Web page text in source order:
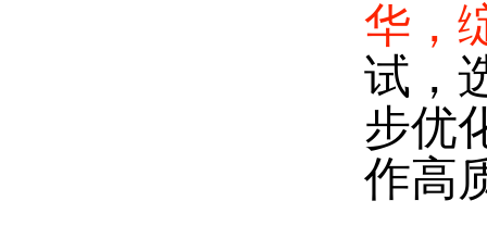
华，
试，
步优
作高